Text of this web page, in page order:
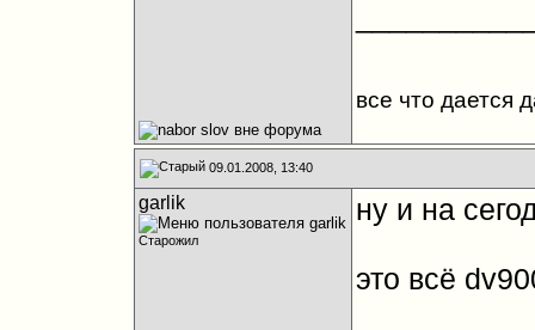
все что дается
09.01.2008, 13:40
garlik
Старожил
ну и на
это всё